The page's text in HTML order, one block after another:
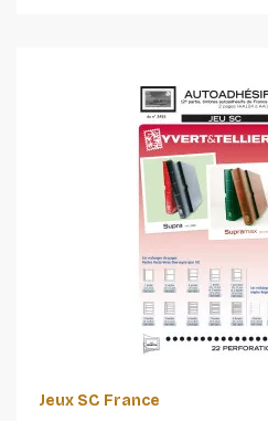
Jeux SC France